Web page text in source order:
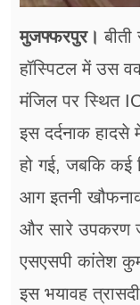
मुजफ्फरपुर।
हॉस्पिटल में उस
मंजिल पर स्थित
इस दर्दनाक हादसे
हो गई, जबकि कई
आग इतनी
और सारे उपकरण
एसएसपी कांतेश
इस भयावह